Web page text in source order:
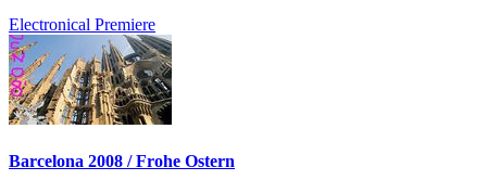
Electronical Premiere
Barcelona 2008 / Frohe Ostern